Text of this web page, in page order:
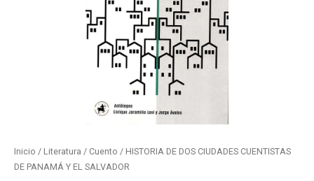
Inicio / Literatura / Cuento / HISTORIA DE DOS CIUDADES CUENTISTAS
DE PANAMÁ Y EL SALVADOR